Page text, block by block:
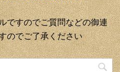
ですのでご質問などの御連
のでご了承ください